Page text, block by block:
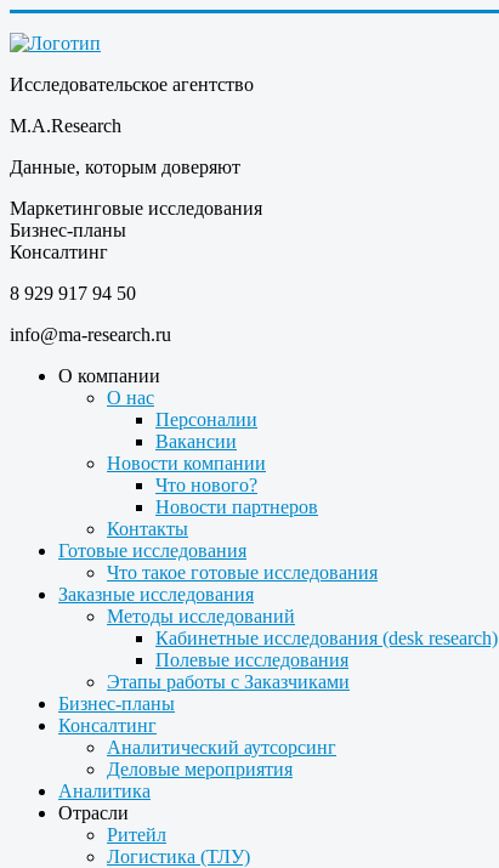
Исследовательское агентство
M.A.Research
Данные, которым доверяют
Маркетинговые исследования
Бизнес-планы
Консалтинг
8 929 917 94 50
info@ma-research.ru
О компании
О нас
Персоналии
Вакансии
Новости компании
Что нового?
Новости партнеров
Контакты
Готовые исследования
Что такое готовые исследования
Заказные исследования
Методы исследований
Кабинетные исследования (desk research)
Полевые исследования
Этапы работы с Заказчиками
Бизнес-планы
Консалтинг
Аналитический аутсорсинг
Деловые мероприятия
Аналитика
Отрасли
Ритейл
Логистика (ТЛУ)